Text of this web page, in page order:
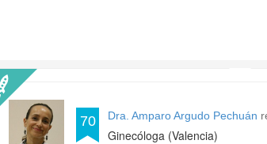
70 Dra. Amparo Argudo Pechuán
Ginecóloga (Valencia)